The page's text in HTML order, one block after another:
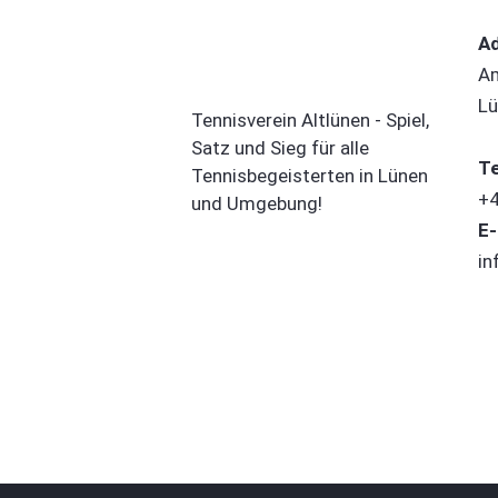
Tennisverein Altlünen - Spiel,
Satz und Sieg für alle
Tennisbegeisterten in Lünen
und Umgebung!